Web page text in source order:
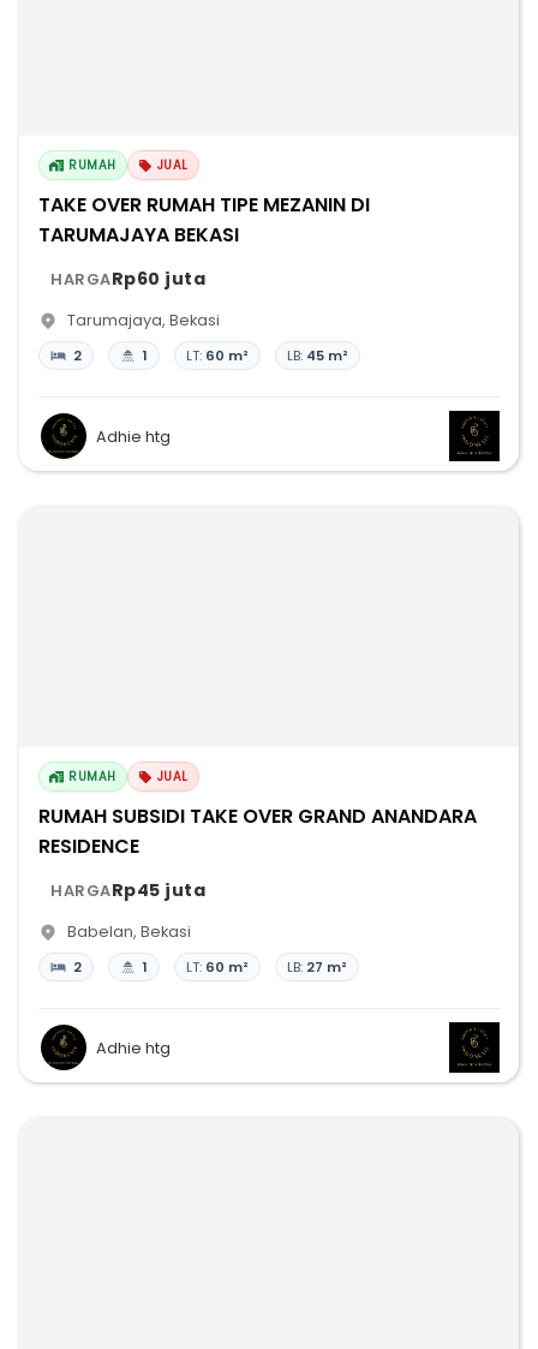
RUMAH JUAL
TAKE OVER RUMAH TIPE MEZANIN DI
TARUMAJAYA BEKASI
HARGARp60 juta
Tarumajaya, Bekasi
2 1 LT: 60 m² LB: 45 m²
Adhie htg
RUMAH JUAL
RUMAH SUBSIDI TAKE OVER GRAND ANANDARA
RESIDENCE
HARGARp45 juta
Babelan, Bekasi
2 1 LT: 60 m² LB: 27 m²
Adhie htg